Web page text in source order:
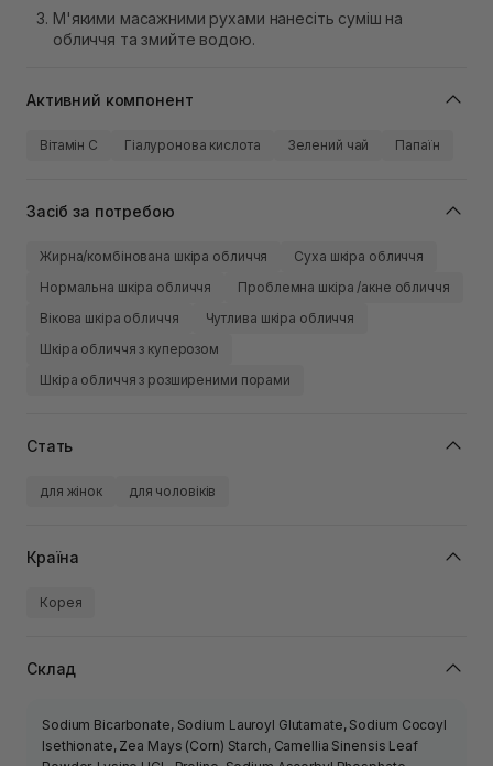
М'якими масажними рухами нанесіть суміш на
обличчя та змийте водою.
Активний компонент
Вітамін C Гіалуронова кислота Зелений чай Папаїн
Засіб за потребою
Жирна/комбінована шкіра обличчя
Суха шкіра обличчя
Нормальна шкіра обличчя
Проблемна шкіра /акне обличчя
Вікова шкіра обличчя
Чутлива шкіра обличчя
Шкіра обличчя з куперозом
Шкіра обличчя з розширеними порами
Стать
для жінок для чоловіків
Країна
Корея
Склад
Sodium Bicarbonate, Sodium Lauroyl Glutamate, Sodium Cocoyl
Isethionate, Zea Mays (Corn) Starch, Camellia Sinensis Leaf